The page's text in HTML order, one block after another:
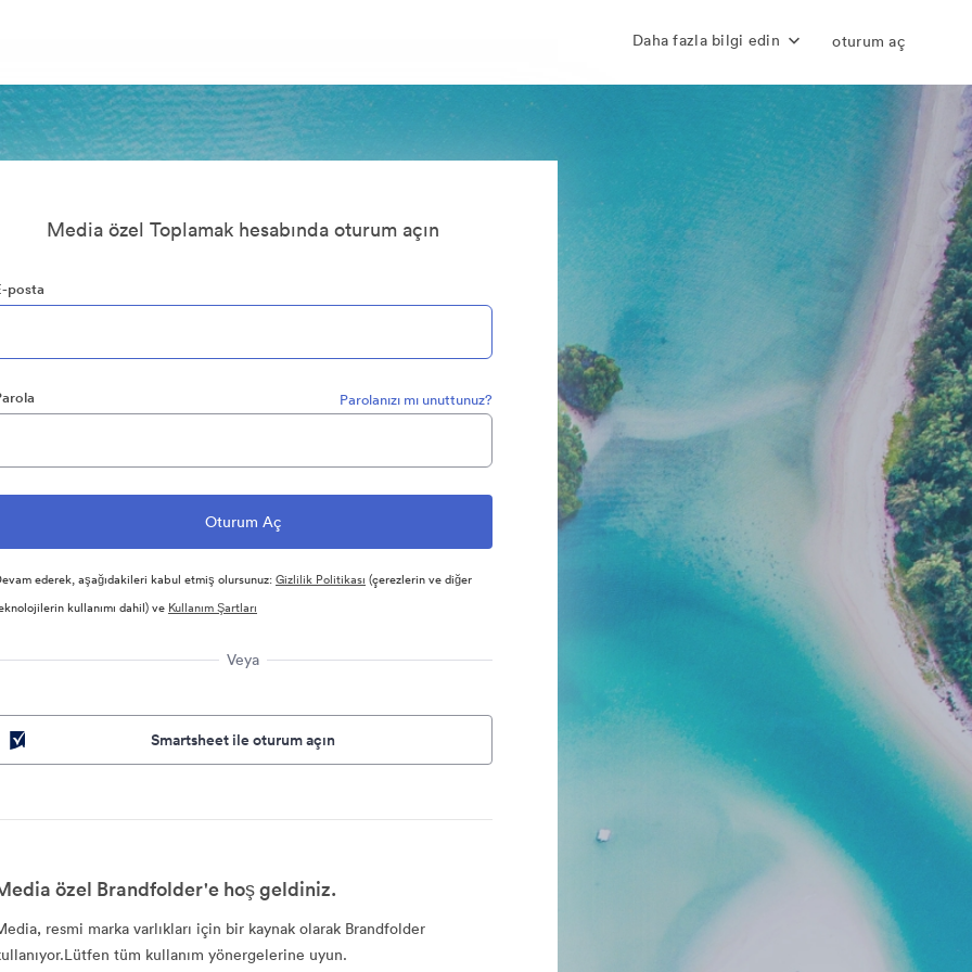
Daha fazla bilgi edin oturum aç
Media özel Toplamak hesabında oturum açın
posta
Parolanızı mı unuttunuz?
ederek, aşağıdakileri kabul etmiş olursunuz:Gizlilik Politikası (çerezlerin ve diğer
kullanımı dahil) ve Kullanım Şartları
Veya
Smartsheet ile oturum açın
özel Brandfolder'e hoş geldiniz.
resmi marka varlıkları için bir kaynak olarak Brandfolder
tüm kullanım yönergelerine uyun.